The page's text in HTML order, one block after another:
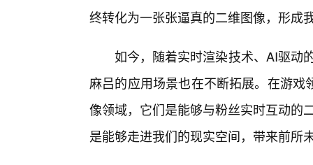
终转化为一张张逼真的二维图像，形成
如今，随着实时渲染技术、AI驱动
麻吕的应用场景也在不断拓展。在游
像领域，它们是能够与粉丝实时互动的
是能够走进我们的现实空间，带来前所